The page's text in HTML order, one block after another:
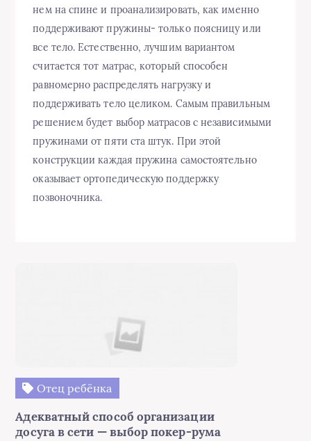
нем на спине и проанализировать, как именно
поддерживают пружины- только поясницу или
все тело. Естественно, лучшим вариантом
считается тот матрас, который способен
равномерно распределять нагрузку и
поддерживать тело целиком. Самым правильным
решением будет выбор матрасов с независимыми
пружинами от пяти ста штук. При этой
конструкции каждая пружина самостоятельно
оказывает ортопедическую поддержку
позвоночника.
Отец ребёнка
Адекватный способ организации
досуга в сети — выбор покер-рума